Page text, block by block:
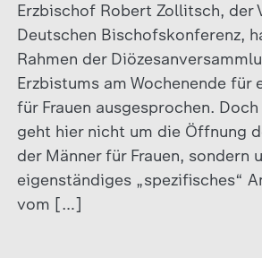
Erzbischof Robert Zollitsch, der
Deutschen Bischofskonferenz,
Rahmen der
Erzbistums am Wochenende für
für Frauen ausgesprochen.
geht hier nicht um die Öffnung
der Männer für Frauen, sondern
eigenständiges „spezifisches“
vom […]